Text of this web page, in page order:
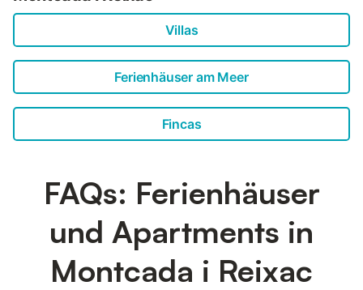
Villas
Ferienhäuser am Meer
Fincas
FAQs: Ferienhäuser
und Apartments in
Montcada i Reixac